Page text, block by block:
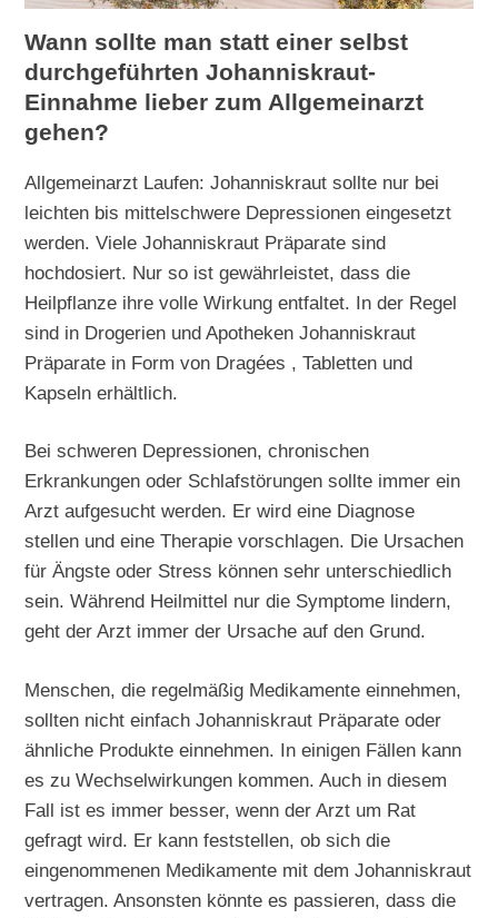
Wann sollte man statt einer selbst
durchgeführten Johanniskraut-
Einnahme lieber zum Allgemeinarzt
gehen?
Allgemeinarzt Laufen: Johanniskraut sollte nur bei
leichten bis mittelschwere Depressionen eingesetzt
werden. Viele Johanniskraut Präparate sind
hochdosiert. Nur so ist gewährleistet, dass die
Heilpflanze ihre volle Wirkung entfaltet. In der Regel
sind in Drogerien und Apotheken Johanniskraut
Präparate in Form von Dragées , Tabletten und
Kapseln erhältlich.
Bei schweren Depressionen, chronischen
Erkrankungen oder Schlafstörungen sollte immer ein
Arzt aufgesucht werden. Er wird eine Diagnose
stellen und eine Therapie vorschlagen. Die Ursachen
für Ängste oder Stress können sehr unterschiedlich
sein. Während Heilmittel nur die Symptome lindern,
geht der Arzt immer der Ursache auf den Grund.
Menschen, die regelmäßig Medikamente einnehmen,
sollten nicht einfach Johanniskraut Präparate oder
ähnliche Produkte einnehmen. In einigen Fällen kann
es zu Wechselwirkungen kommen. Auch in diesem
Fall ist es immer besser, wenn der Arzt um Rat
gefragt wird. Er kann feststellen, ob sich die
eingenommenen Medikamente mit dem Johanniskraut
vertragen. Ansonsten könnte es passieren, dass die